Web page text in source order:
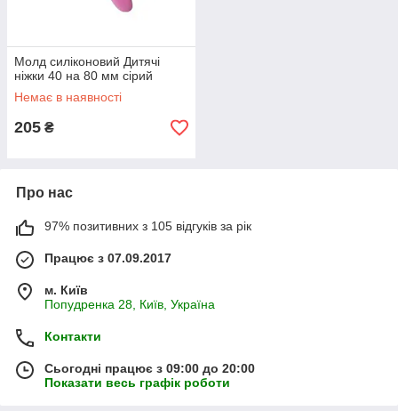
Молд силіконовий Дитячі
ніжки 40 на 80 мм сірий
Немає в наявності
205 ₴
Про нас
97% позитивних з 105 відгуків за рік
Працює з 07.09.2017
м. Київ
Попудренка 28, Київ, Україна
Контакти
Сьогодні працює з 09:00 до 20:00
Показати весь графік роботи